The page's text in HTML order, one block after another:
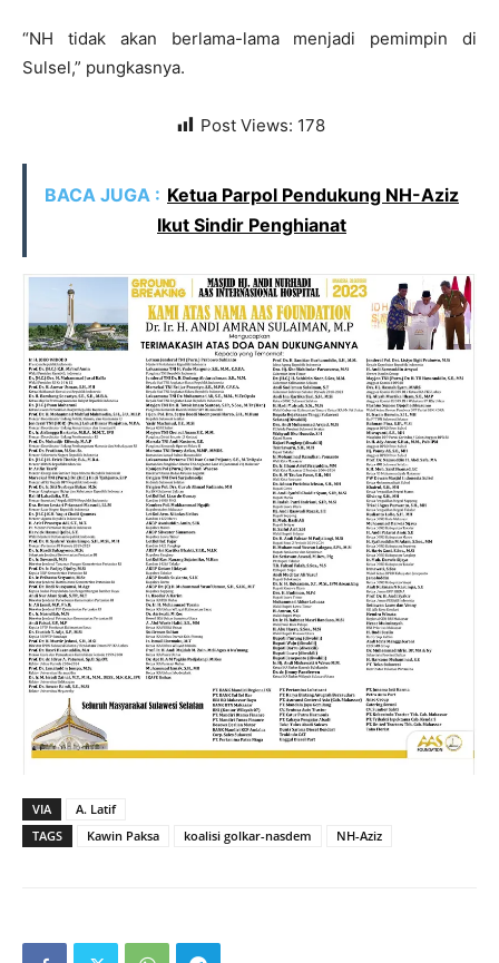
“NH tidak akan berlama-lama menjadi pemimpin di
Sulsel,” pungkasnya.
Post Views: 178
BACA JUGA : Ketua Parpol Pendukung NH-Aziz
Ikut Sindir Penghianat
VIA
A. Latif
TAGS
Kawin Paksa koalisi golkar-nasdem NH-Aziz